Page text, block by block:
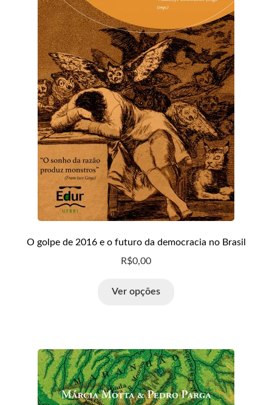
O golpe de 2016 e o futuro da democracia no Brasil
R$0,00
Ver opções